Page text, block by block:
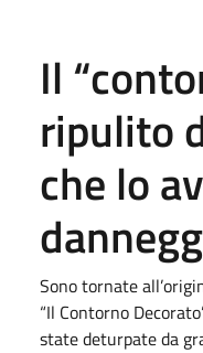
Il
ripulito
che lo
Sono tornate
“Il Contorno
state deturpate da